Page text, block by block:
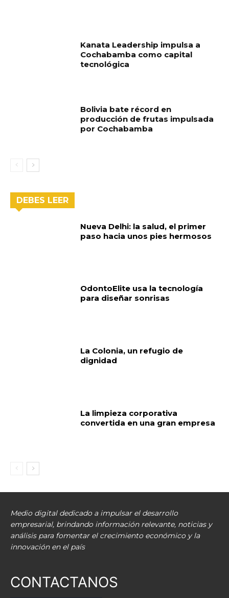
Kanata Leadership impulsa a
Cochabamba como capital
tecnológica
Bolivia bate récord en
producción de frutas impulsada
por Cochabamba
DEBES LEER
Nueva Delhi: la salud, el primer
paso hacia unos pies hermosos
OdontoElite usa la tecnología
para diseñar sonrisas
La Colonia, un refugio de
dignidad
La limpieza corporativa
convertida en una gran empresa
Medio digital dedicado a impulsar el desarrollo
empresarial, brindando información relevante, noticias y
análisis para fomentar el crecimiento económico y la
innovación en el país
CONTACTANOS